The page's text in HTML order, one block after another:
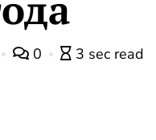
0 3 sec read